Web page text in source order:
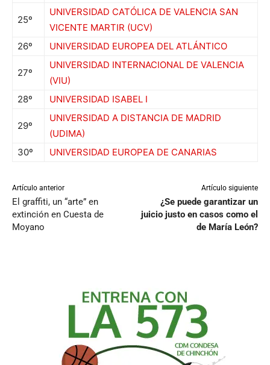
25º
UNIVERSIDAD CATÓLICA DE VALENCIA SAN
VICENTE MARTIR (UCV)
26º
UNIVERSIDAD EUROPEA DEL ATLÁNTICO
27º
UNIVERSIDAD INTERNACIONAL DE VALENCIA
(VIU)
28º
UNIVERSIDAD ISABEL I
29º
UNIVERSIDAD A DISTANCIA DE MADRID
(UDIMA)
30º
UNIVERSIDAD EUROPEA DE CANARIAS
Artículo anterior
El graffiti, un “arte” en
extinción en Cuesta de
Moyano
Artículo siguiente
¿Se puede garantizar un
juicio justo en casos como el
de María León?